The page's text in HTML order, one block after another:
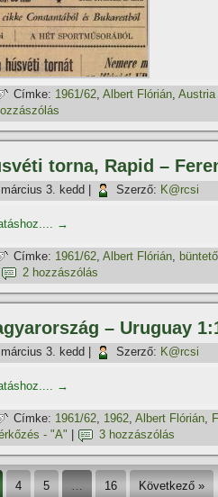
Címke: 1961/62, Albert Flórián, Austria
torna, Rapid –
3. kedd Szerző: K@rcsi
→
Címke: 1961/62, Albert Flórián,
2 hozzászólás
– Uruguay
3. kedd Szerző: K@rcsi
→
Címke: 1961/62, 1962, Albert Flórián,
- "A" 3 hozzászólás
4 5 … 16 Következő »